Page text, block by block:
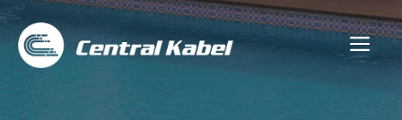
Skip
content